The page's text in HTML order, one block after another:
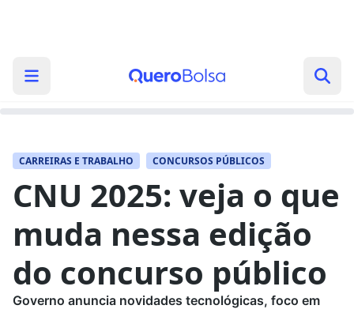
CARREIRAS E TRABALHO CONCURSOS PÚBLICOS
CNU 2025: veja o que
muda nessa edição
do concurso público
Governo anuncia novidades tecnológicas, foco em